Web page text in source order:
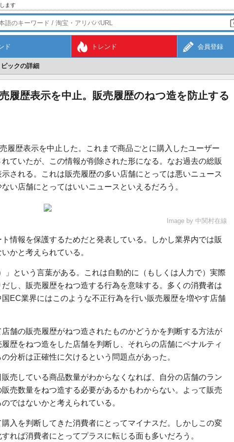
ます
ド トレンド 会員登録
ピックの詳細
履歴表示を中止。販売履歴のねつ造を防止する
履歴表示を中止した。これまで商品ごとに購入したユーザー
ていたが、この情報が削除された形になる。なお過去の総販
される。これは販売履歴の多い店舗にとっては悪いニュース
い店舗にとってはいいニュースといえるだろう。
Image by 中関村在線
情報を保護するためだと発表している。しかし業界内では販
かと考えられている。
」という言葉がある。これは自動的に（もしくは人力で）実際
し、販売履歴をねつ造する行為を意味する。多くの消費者は
EC業界にはこのような不正行為を行い販売履歴を増やす店舗
舗の販売履歴がねつ造されたものかどうかを判断する方法が
歴をねつ造をした店舗を判断し、それらの店舗にペナルティ
分析は正確性に欠けるという問題点があった。
売している商品数量がわからなくなれば、自分の店舗のラン
売数量をねつ造する必要があるかもわからない。よって販売
ではないかと考えられている。
入を判断してきた消費者にとってマイナスだ。しかしこの変
れば消費者にとってプラスに転じる面も多いだろう。